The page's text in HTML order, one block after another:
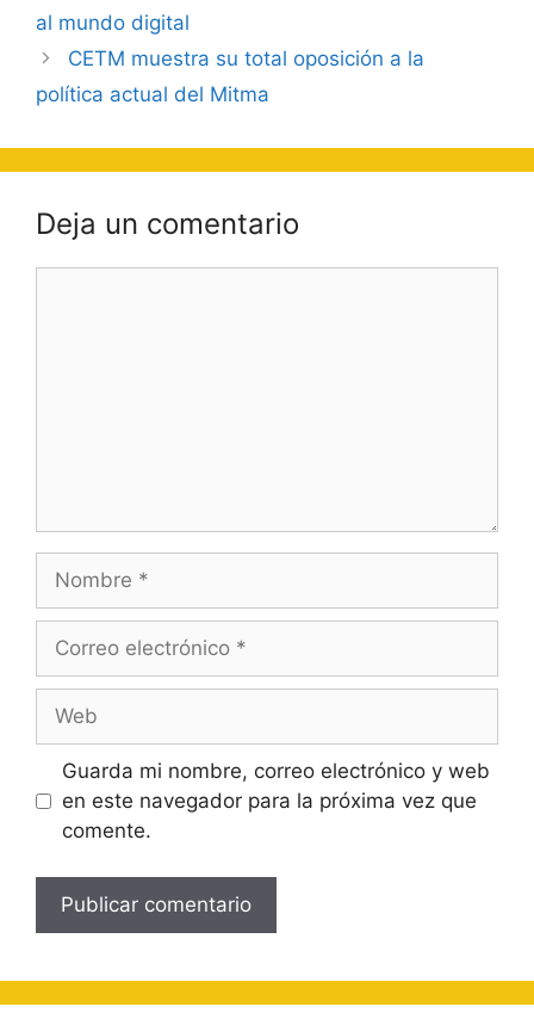
de
al mundo digital
CETM muestra su total oposición a la
política actual del Mitma
Deja un comentario
Nombre
Correo
Web
Guarda mi nombre, correo electrónico y web
en este navegador para la próxima vez que
comente.